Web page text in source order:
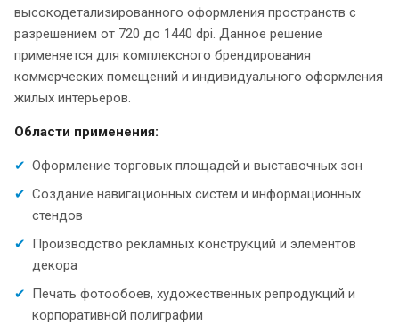
высокодетализированного оформления пространств с
разрешением от 720 до 1440 dpi. Данное решение
применяется для комплексного брендирования
коммерческих помещений и индивидуального оформления
жилых интерьеров.
Области применения:
Оформление торговых площадей и выставочных зон
Создание навигационных систем и информационных
стендов
Производство рекламных конструкций и элементов
декора
Печать фотообоев, художественных репродукций и
корпоративной полиграфии